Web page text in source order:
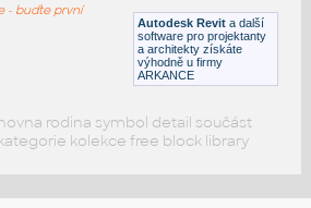
Autodesk Revit a další
software pro projektanty
a architekty získáte
výhodně u firmy
ARKANCE
- buďte první
rodina symbol detail součást
kolekce free block library